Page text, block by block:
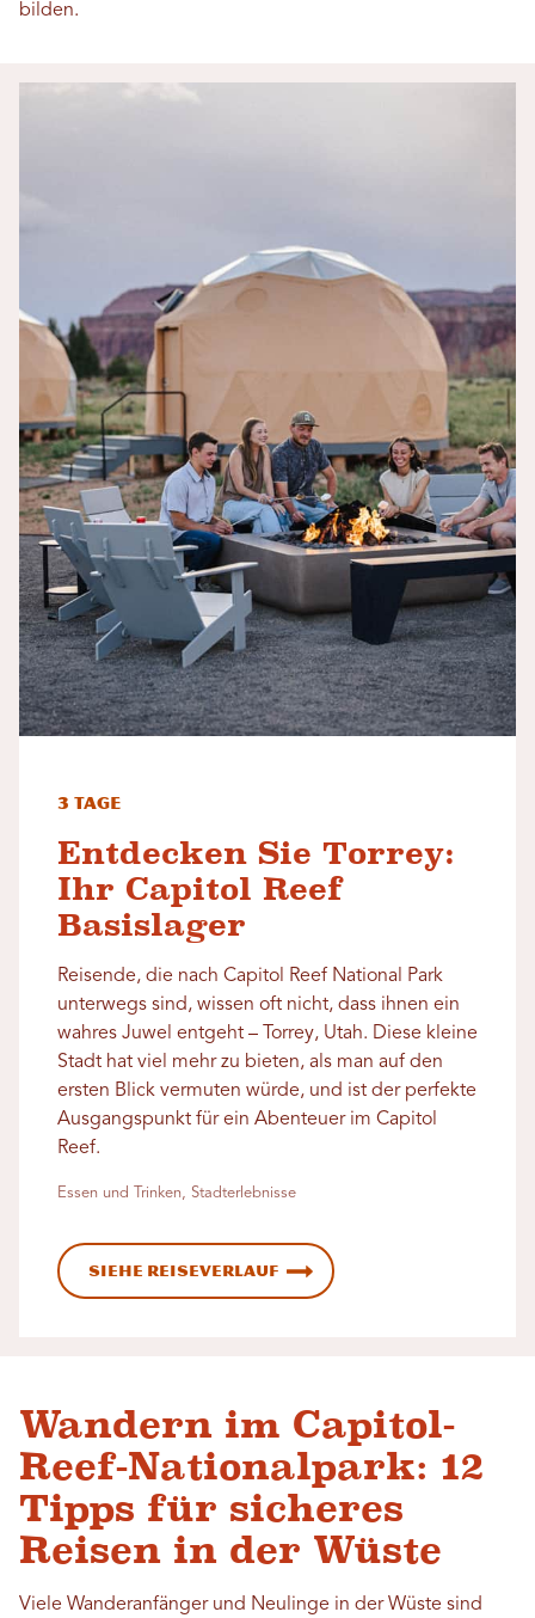
bilden.
3 Tage
Entdecken Sie Torrey:
Ihr Capitol Reef
Basislager
Reisende, die nach Capitol Reef National Park
unterwegs sind, wissen oft nicht, dass ihnen ein
wahres Juwel entgeht – Torrey, Utah. Diese kleine
Stadt hat viel mehr zu bieten, als man auf den
ersten Blick vermuten würde, und ist der perfekte
Ausgangspunkt für ein Abenteuer im Capitol
Reef.
Essen und Trinken, Stadterlebnisse
Siehe Reiseverlauf
Wandern im Capitol-
Reef-Nationalpark: 12
Tipps für sicheres
Reisen in der Wüste
Viele Wanderanfänger und Neulinge in der Wüste sind